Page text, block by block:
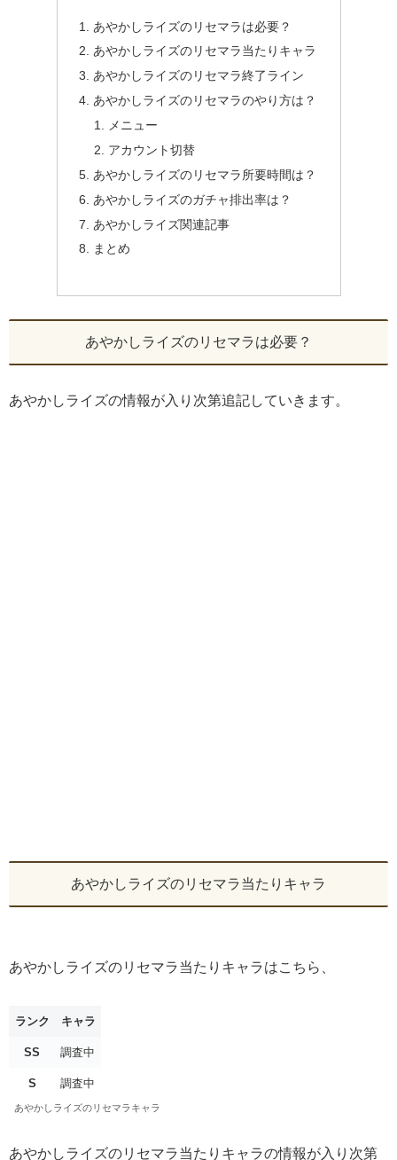
あやかしライズのリセマラは必要？
あやかしライズのリセマラ当たりキャラ
あやかしライズのリセマラ終了ライン
あやかしライズのリセマラのやり方は？
メニュー
アカウント切替
あやかしライズのリセマラ所要時間は？
あやかしライズのガチャ排出率は？
あやかしライズ関連記事
まとめ
あやかしライズのリセマラは必要？
あやかしライズの情報が入り次第追記していきます。
あやかしライズのリセマラ当たりキャラ
あやかしライズのリセマラ当たりキャラはこちら、
ランク キャラ
SS 調査中
S 調査中
あやかしライズのリセマラキャラ
あやかしライズのリセマラ当たりキャラの情報が入り次第